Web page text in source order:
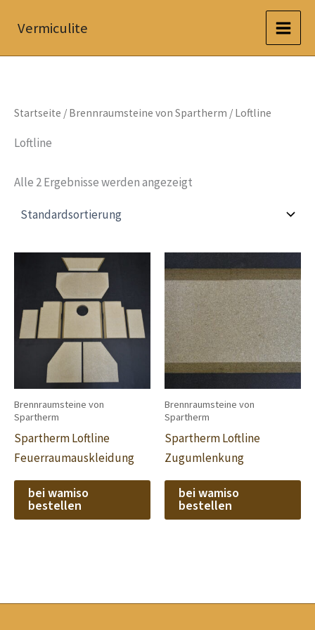
InhaltVermiculite
Startseite / Brennraumsteine von Spartherm / Loftline
Loftline
Alle 2 Ergebnisse werden angezeigt
Brennraumsteine von
Spartherm
Spartherm Loftline
Feuerraumauskleidung
bei wamiso
bestellen
Brennraumsteine von
Spartherm
Spartherm Loftline
Zugumlenkung
bei wamiso
bestellen